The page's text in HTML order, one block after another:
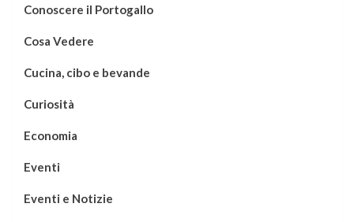
Conoscere il Portogallo
Cosa Vedere
Cucina, cibo e bevande
Curiosità
Economia
Eventi
Eventi e Notizie